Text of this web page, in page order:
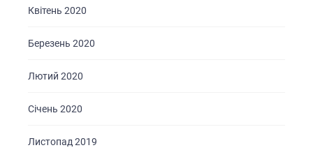
Квітень 2020
Березень 2020
Лютий 2020
Січень 2020
Листопад 2019